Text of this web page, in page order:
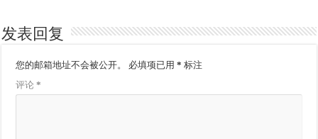
发表回复
您的邮箱地址不会被公开。 必填项已用* 标注
评论*